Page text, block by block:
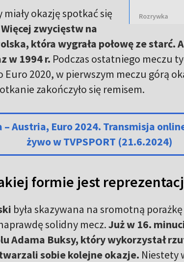
Rozrywka
okazję spotkać się
Więcej zwycięstw na
która wygrała połowę ze
w 1994 r. Podczas ostatniego meczu
2020, w pierwszym meczu górą
zakończyło się remisem.
– Austria, Euro 2024. Transmisja
żywo w TVPSPORT (21.6.2024)
formie jest
była skazywana na sromotną
solidny mecz.Już w 16.
Adama Buksy, który wykorzystał
sobie kolejne okazje. Niestety